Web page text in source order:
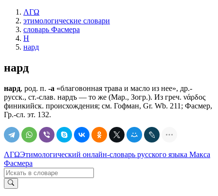
ΛΓΩ
этимологические словари
словарь Фасмера
Н
нард
нард
нард, род. п. -а «благовонная трава и масло из нее», др.-
русск., ст.-слав. нардъ — то же (Мар., Зогр.). Из греч. νάρδος
финикийск. происхождения; см. Гофман, Gr. Wb. 211; Фасмер,
Гр.-сл. эт. 132.
ΛΓΩЭтимологический онлайн-словарь русского языка Макса
Фасмера